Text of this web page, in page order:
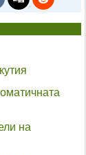
на